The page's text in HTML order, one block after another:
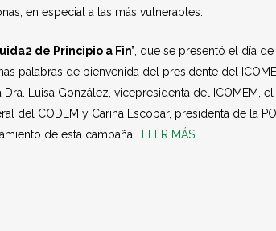
en especial a las más vulnerables.
de Principio a Fin’ , que se presentó el día
palabras de bienvenida del presidente del
Luisa González, vicepresidenta del ICOMEM,
del CODEM y Carina Escobar, presidenta de la
de esta campaña.
LEER MÁS